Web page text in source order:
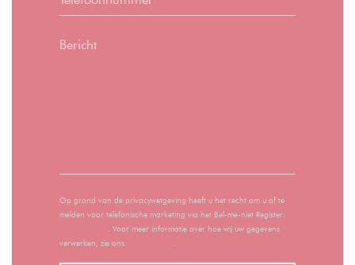
Op grond van de privacywetgeving heeft u het recht om u af te
melden voor telefonische marketing via het Bel-me-niet Register:
. Voor meer informatie over hoe wij uw gegevens
verwerken, zie ons
.